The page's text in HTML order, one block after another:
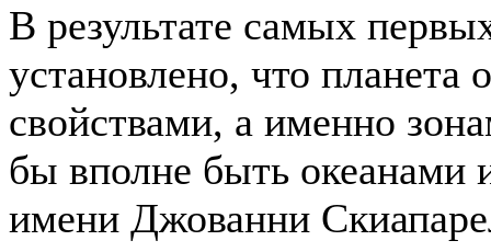
В результате самых
установлено, что планета
свойствами, а именно
бы вполне быть океанами
имени Джованни